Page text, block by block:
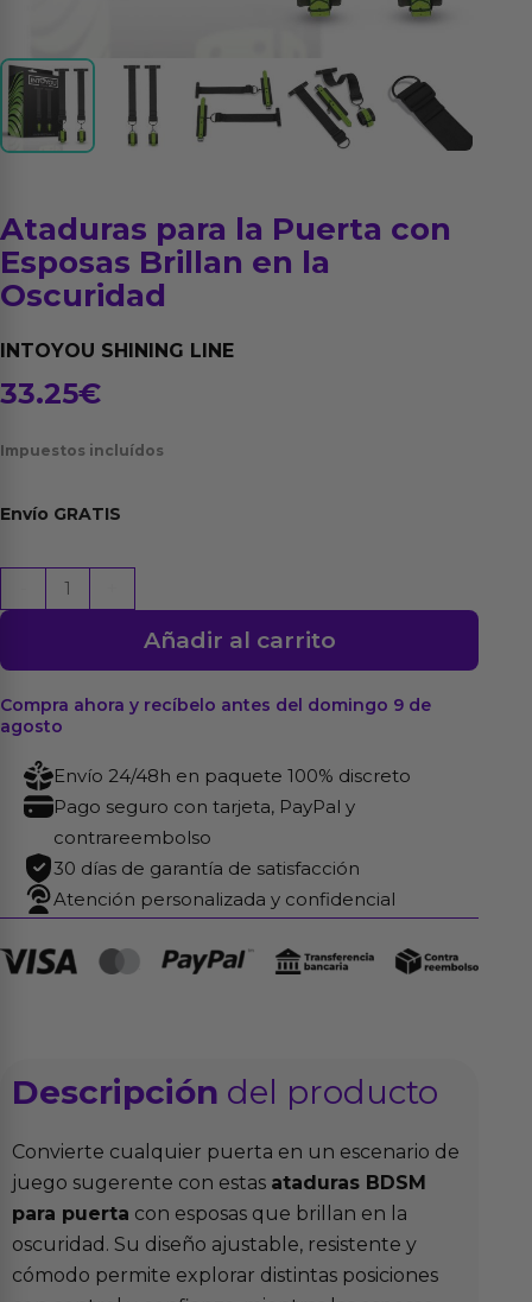
Ataduras para la Puerta con
Esposas Brillan en la
Oscuridad
INTOYOU SHINING LINE
33.25€
Impuestos incluídos
Envío GRATIS
Ataduras
para
Puerta
con
Esposas
Brillan
Oscuridad
cantidad
Añadir al carrito
Compra ahora y recíbelo antes del domingo 9 de
agosto
Envío 24/48h en paquete 100% discreto
Pago seguro con tarjeta, PayPal y
contrareembolso
30 días de garantía de satisfacción
Atención personalizada y confidencial
Descripción del producto
Convierte cualquier puerta en un escenario de
juego sugerente con estas ataduras BDSM
para puerta con esposas que brillan en la
oscuridad. Su diseño ajustable, resistente y
cómodo permite explorar distintas posiciones